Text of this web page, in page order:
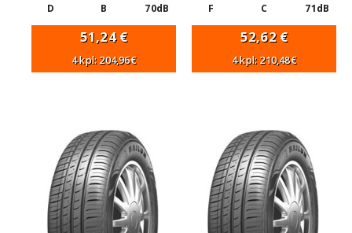
D B 70dB
51,24€
4 kpl: 204,96€
F C 71dB
52,62 €
4 kpl: 210,48€